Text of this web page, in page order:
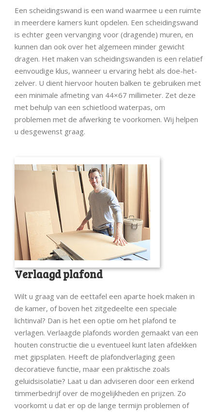
Een scheidingswand is een wand waarmee u een ruimte
in meerdere kamers kunt opdelen. Een scheidingswand
is echter geen vervanging voor (dragende) muren, en
kunnen dan ook over het algemeen minder gewicht
dragen. Het maken van scheidingswanden is een relatief
eenvoudige klus, wanneer u ervaring hebt als doe-het-
zelver. U dient hiervoor houten balken te gebruiken met
een minimale afmeting van 44×67 millimeter. Zet deze
met behulp van een schietlood waterpas, om
problemen met de afwerking te voorkomen. Wij helpen
u desgewenst graag.
Verlaagd plafond
Wilt u graag van de eettafel een aparte hoek maken in
de kamer, of boven het zitgedeelte een speciale
lichtinval? Dan is het een optie om het plafond te
verlagen. Verlaagde plafonds worden gemaakt van een
houten constructie die u eventueel kunt laten afdekken
met gipsplaten. Heeft de plafondverlaging geen
decoratieve functie, maar een praktische zoals
geluidsisolatie? Laat u dan adviseren door een erkend
timmerbedrijf over de mogelijkheden en prijzen. Zo
voorkomt u dat er op de lange termijn problemen of